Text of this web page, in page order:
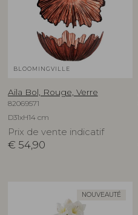
BLOOMINGVILLE
Aila Bol, Rouge, Verre
82069571
D31xH14 cm
Prix de vente indicatif
€ 54,90
NOUVEAUTÉ